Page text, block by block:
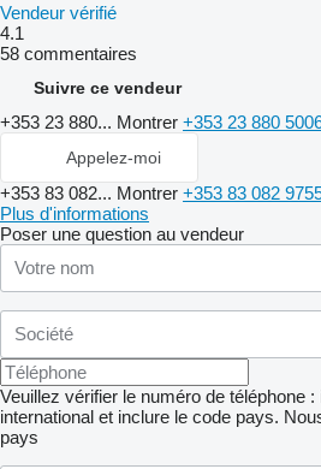
Vendeur vérifié
4.1
58 commentaires
Suivre ce vendeur
+353 23 880... Montrer +353 23 880
Appelez-moi
+353 83 082... Montrer +353 83 082
Plus d'informations
Poser une question au vendeur
Veuillez vérifier le numéro de téléphone
international et inclure le code pays.
pays